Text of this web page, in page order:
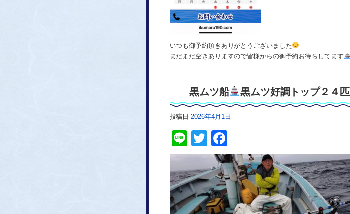
いつも御予約頂きありがとうございました
まだまだ空きありますので皆様からの御予約お待ちしてます
黒ムツ船 黒ムツ好調トップ２４匹
投稿日 2026年4月1日
LineTwitter